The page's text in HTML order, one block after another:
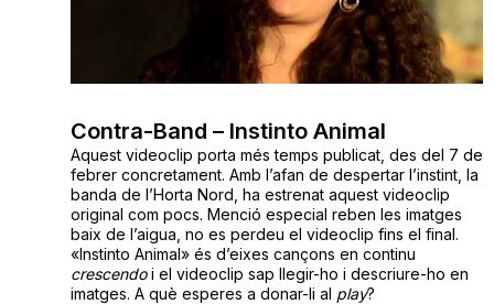
Contra-Band – Instinto Animal
Aquest videoclip porta més temps publicat, des del 7 de
febrer concretament. Amb l’afan de despertar l’instint, la
banda de l’Horta Nord, ha estrenat aquest videoclip
original com pocs. Menció especial reben les imatges
baix de l’aigua, no es perdeu el videoclip fins el final.
«Instinto Animal» és d’eixes cançons en continu
crescendoi el videoclip sap llegir-ho i descriure-ho en
imatges. A què esperes a donar-li al play?